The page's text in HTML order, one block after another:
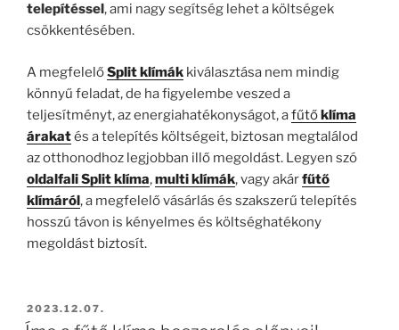
telepítéssel , ami nagy segítség lehet a költségek
csökkentésében.
A megfelelőSplit klímák kiválasztása nem mindig
könnyű feladat, de ha figyelembe veszed a
teljesítményt, az energiahatékonyságot, afűtőklíma
árakatés a telepítés költségeit, biztosan megtalálod
az otthonodhoz legjobban illő megoldást. Legyen szó
oldalfali Split klíma,multi klímák, vagy akárfűtő
klímáról, a megfelelő vásárlás és szakszerű telepítés
hosszú távon is kényelmes és költséghatékony
megoldást biztosít.
BEKÜLDVE:
2023.12.07.